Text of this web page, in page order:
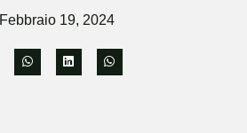
Febbraio 19, 2024